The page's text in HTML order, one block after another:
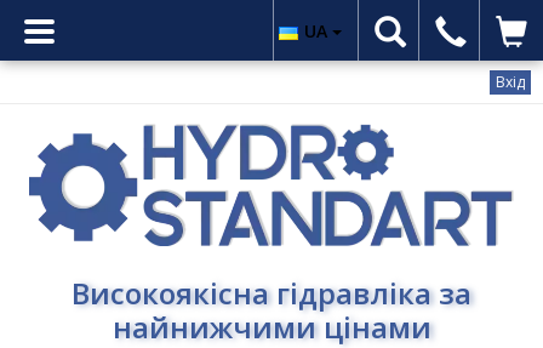
Вхід
Гідростандарт
Високоякісна
гідравліка
цінамиВисокоякісна гідравліка за
найнижчими цінами
UA